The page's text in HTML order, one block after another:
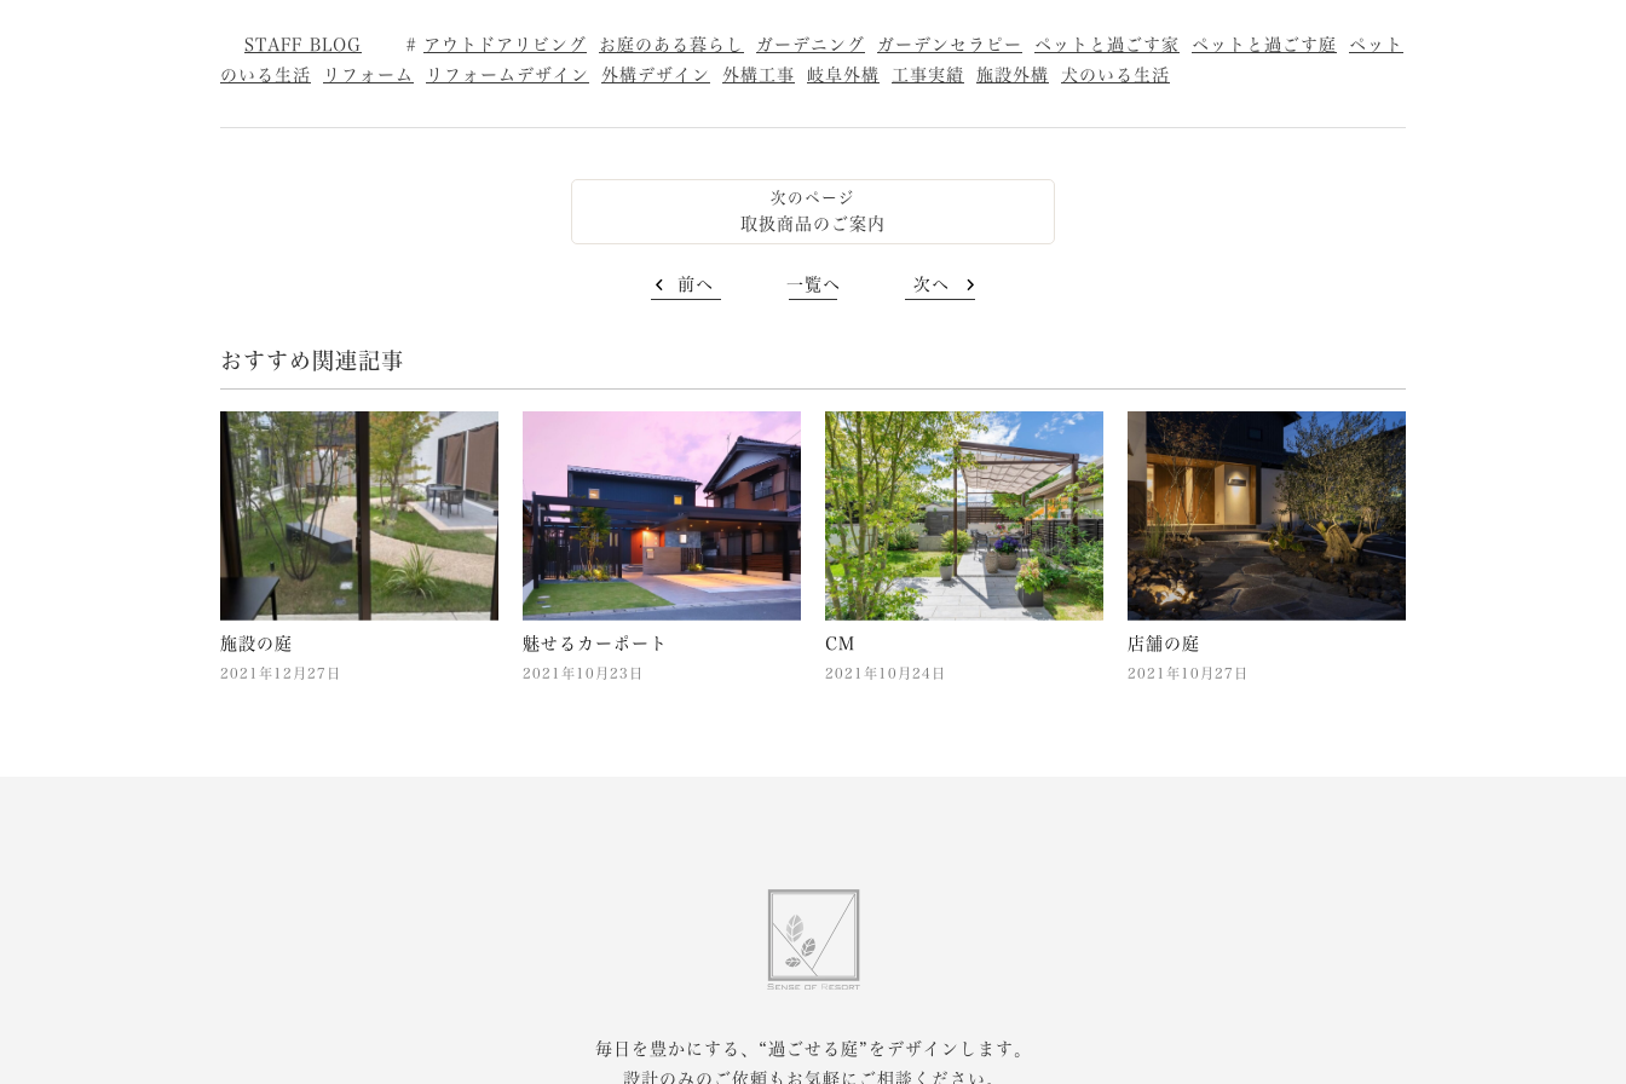
STAFF BLOG アウトドアリビング お庭のある暮らし ガーデニング ガーデンセラピー ペットと過ごす家 ペットと過ごす庭
ペット
のいる生活
リフォーム リフォームデザイン 外構デザイン 外構工事 岐阜外構 工事実績 施設外構 犬のいる生活
取扱商品のご案内
前へ 一覧へ 次へ
おすすめ関連記事
施設の庭
2021年12月27日
魅せるカーポート
2021年10月23日
CM
2021年10月24日
店舗の庭
2021年10月27日
毎日を豊かにする、
“過ごせる庭”をデザインします。
設計のみのご依頼もお気軽にご相談ください。